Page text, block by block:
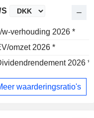
w-verhouding 2026 *
omzet 2026 *
2026 *
waarderingsratio's